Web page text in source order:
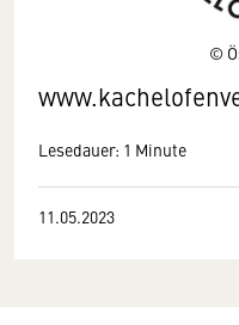
©
Lesedauer: 1 Minute
11.05.2023